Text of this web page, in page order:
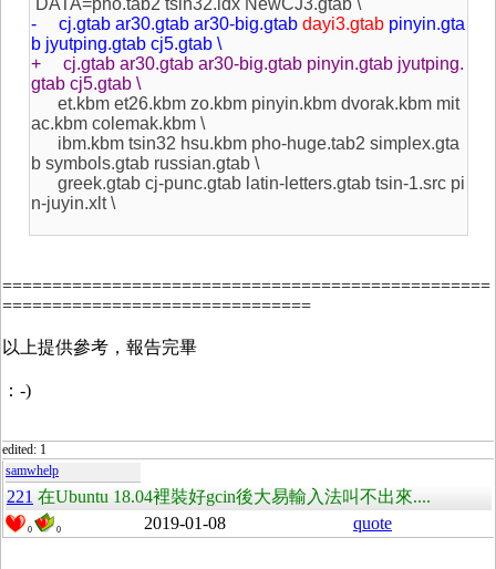
DATA=pho.tab2 tsin32.idx NewCJ3.gtab \
- cj.gtab ar30.gtab ar30-big.gtab dayi3.gtabpinyin.gta
b jyutping.gtab cj5.gtab \
+ cj.gtab ar30.gtab ar30-big.gtab pinyin.gtab jyutping.
gtab cj5.gtab \
et.kbm et26.kbm zo.kbm pinyin.kbm dvorak.kbm mit
ac.kbm colemak.kbm \
ibm.kbm tsin32 hsu.kbm pho-huge.tab2 simplex.gta
b symbols.gtab russian.gtab \
greek.gtab cj-punc.gtab latin-letters.gtab tsin-1.src pi
n-juyin.xlt \
=================================================
===============================
以上提供參考，報告完畢
：-)
edited: 1
samwhelp
221 在Ubuntu 18.04裡裝好gcin後大易輸入法叫不出來....
0 0 2019-01-08 quote